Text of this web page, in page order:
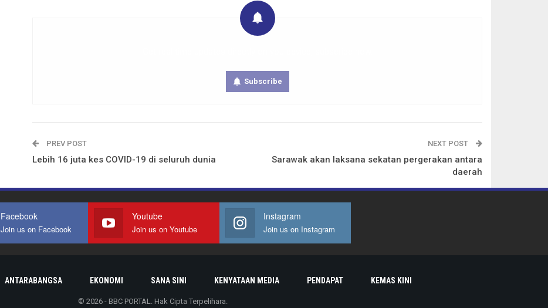
Subscribe
PREV POST
Lebih 16 juta kes COVID-19 di seluruh dunia
NEXT POST
Sarawak akan laksana sekatan pergerakan antara
daerah
Facebook
Join us on Facebook
Youtube
Join us on Youtube
Instagram
Join us on Instagram
ANTARABANGSA EKONOMI SANA SINI KENYATAAN MEDIA PENDAPAT KEMAS KINI
© 2026 - BBC PORTAL. Hak Cipta Terpelihara.